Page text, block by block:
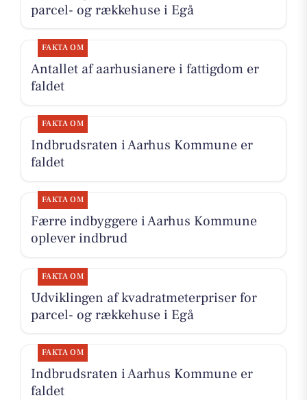
parcel- og rækkehuse i Egå
FAKTA OM
Antallet af aarhusianere i fattigdom er
faldet
FAKTA OM
Indbrudsraten i Aarhus Kommune er
faldet
FAKTA OM
Færre indbyggere i Aarhus Kommune
oplever indbrud
FAKTA OM
Udviklingen af kvadratmeterpriser for
parcel- og rækkehuse i Egå
FAKTA OM
Indbrudsraten i Aarhus Kommune er
faldet